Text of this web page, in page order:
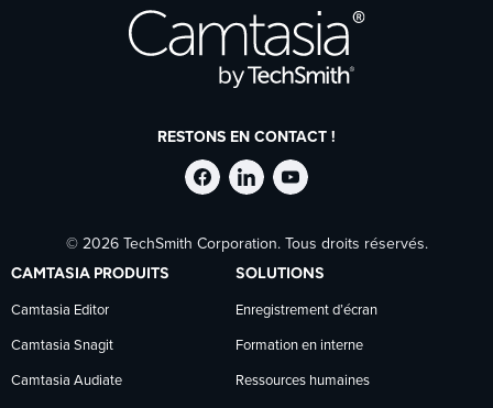
RESTONS EN CONTACT !
Suivre
TechSmith
sur
Facebook
Suivre
TechSmith
sur
LinkedIn
Suivre
TechSmith
sur
YouTube
© 2026 TechSmith Corporation. Tous droits réservés.
CAMTASIA PRODUITS
Camtasia Editor
Camtasia Snagit
Camtasia Audiate
SOLUTIONS
Enregistrement d’écran
Formation en interne
Ressources humaines